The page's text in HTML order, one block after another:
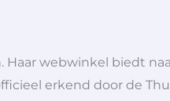
webwinkel biedt
erkend door de